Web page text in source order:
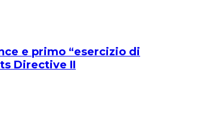
e primo “esercizio di
Directive II